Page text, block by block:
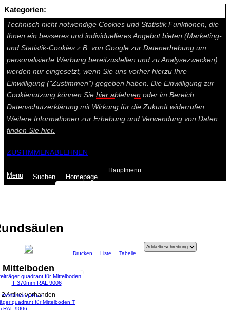
Auf dieser Seite werden technisch notwendige Cookies gesetzt.
Technisch nicht notwendige Cookies und Statistik Funktionen, die
Ihnen ein besseres und individuelleres Angebot bieten (Marketing-
und Statistik-Cookies z.B. von Google zur Datenerhebung um
personalisierte Werbung bereitzustellen und zu Analysezwecken)
werden nur eingesetzt, wenn Sie uns vorher hierzu Ihre
Einwilligung ("Zustimmen") gegeben haben. Die Einwilligung zur
Cookienutzung können Sie hier ablehnen oder im Bereich
Datenschutzerklärung mit Wirkung für die Zukunft widerrufen.
Weitere Informationen zur Erhebung und Verwendung von Daten
finden Sie hier.
ZUSTIMMENABLEHNEN
Menü Suchen Homepage
Hauptmenu
Mittelboden
2Artikel vorhanden
Drucken Liste Tabelle
18306906 | Paar
quadrant für Mittelboden T
RAL 9006
Kategorien: